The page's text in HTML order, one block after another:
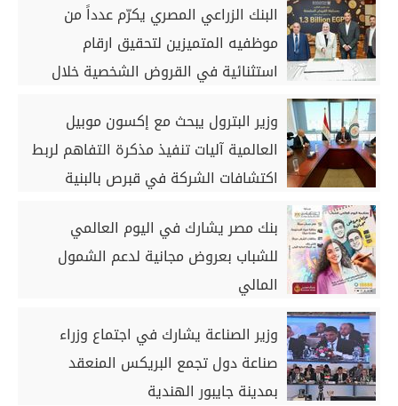
أيام
البنك الزراعي المصري يكرّم عدداً من
موظفيه المتميزين لتحقيق ارقام
استثنائية في القروض الشخصية خلال
وزير البترول يبحث مع إكسون موبيل
العالمية آليات تنفيذ مذكرة التفاهم لربط
اكتشافات الشركة في قبرص بالبنية
بنك مصر يشارك في اليوم العالمي
للشباب بعروض مجانية لدعم الشمول
المالي
وزير الصناعة يشارك في اجتماع وزراء
صناعة دول تجمع البريكس المنعقد
بمدينة جايبور الهندية